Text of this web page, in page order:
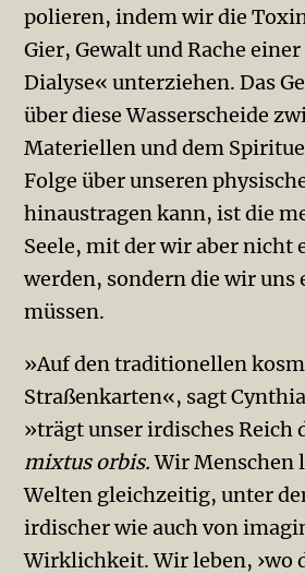
polieren, indem wir die
Gier, Gewalt und Rache
Dialyse« unterziehen. Das
über diese Wasserscheide
Materiellen und dem
Folge über unseren
hinaustragen kann, ist die
Seele, mit der wir aber nicht
werden, sondern die wir uns
müssen.
»Auf den traditionellen
Straßenkarten«, sagt
»trägt unser irdisches Reich
mixtus orbis.Wir Menschen
Welten gleichzeitig, unter
irdischer wie auch von
Wirklichkeit. Wir leben, ›wo